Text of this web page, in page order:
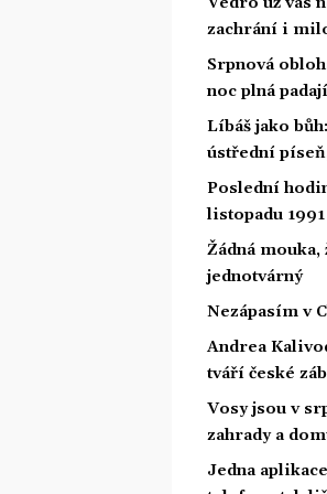
zachrání i
Srpnová
noc plná
Líbáš jako
ústřední
Poslední
listopadu 1991
Žádná
jednotvárný
Nezápasím v
Andrea
tváří české
Vosy jsou v
zahrady a
Jedna